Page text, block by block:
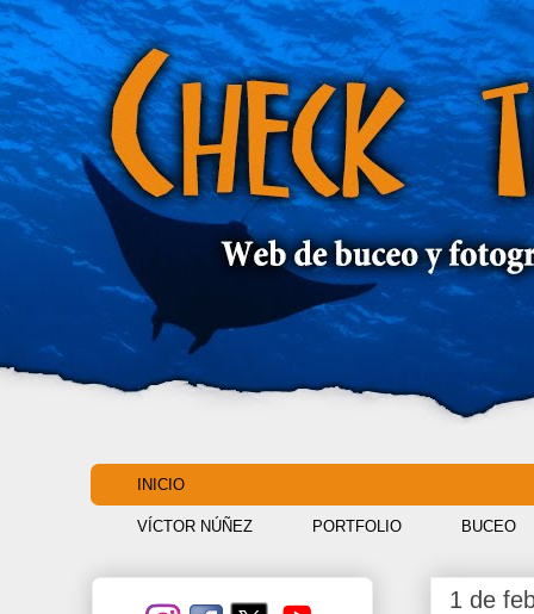
INICIO
VÍCTOR NÚÑEZ PORTFOLIO BUCEO
1 de